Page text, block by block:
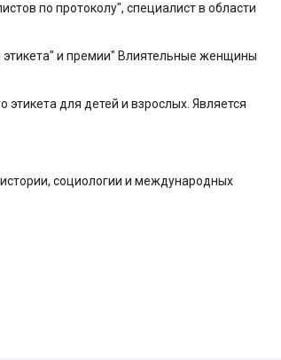
по протоколу", специалист в области
и премии" Влиятельные женщины
этикета для детей и взрослых. Является
социологии и международных